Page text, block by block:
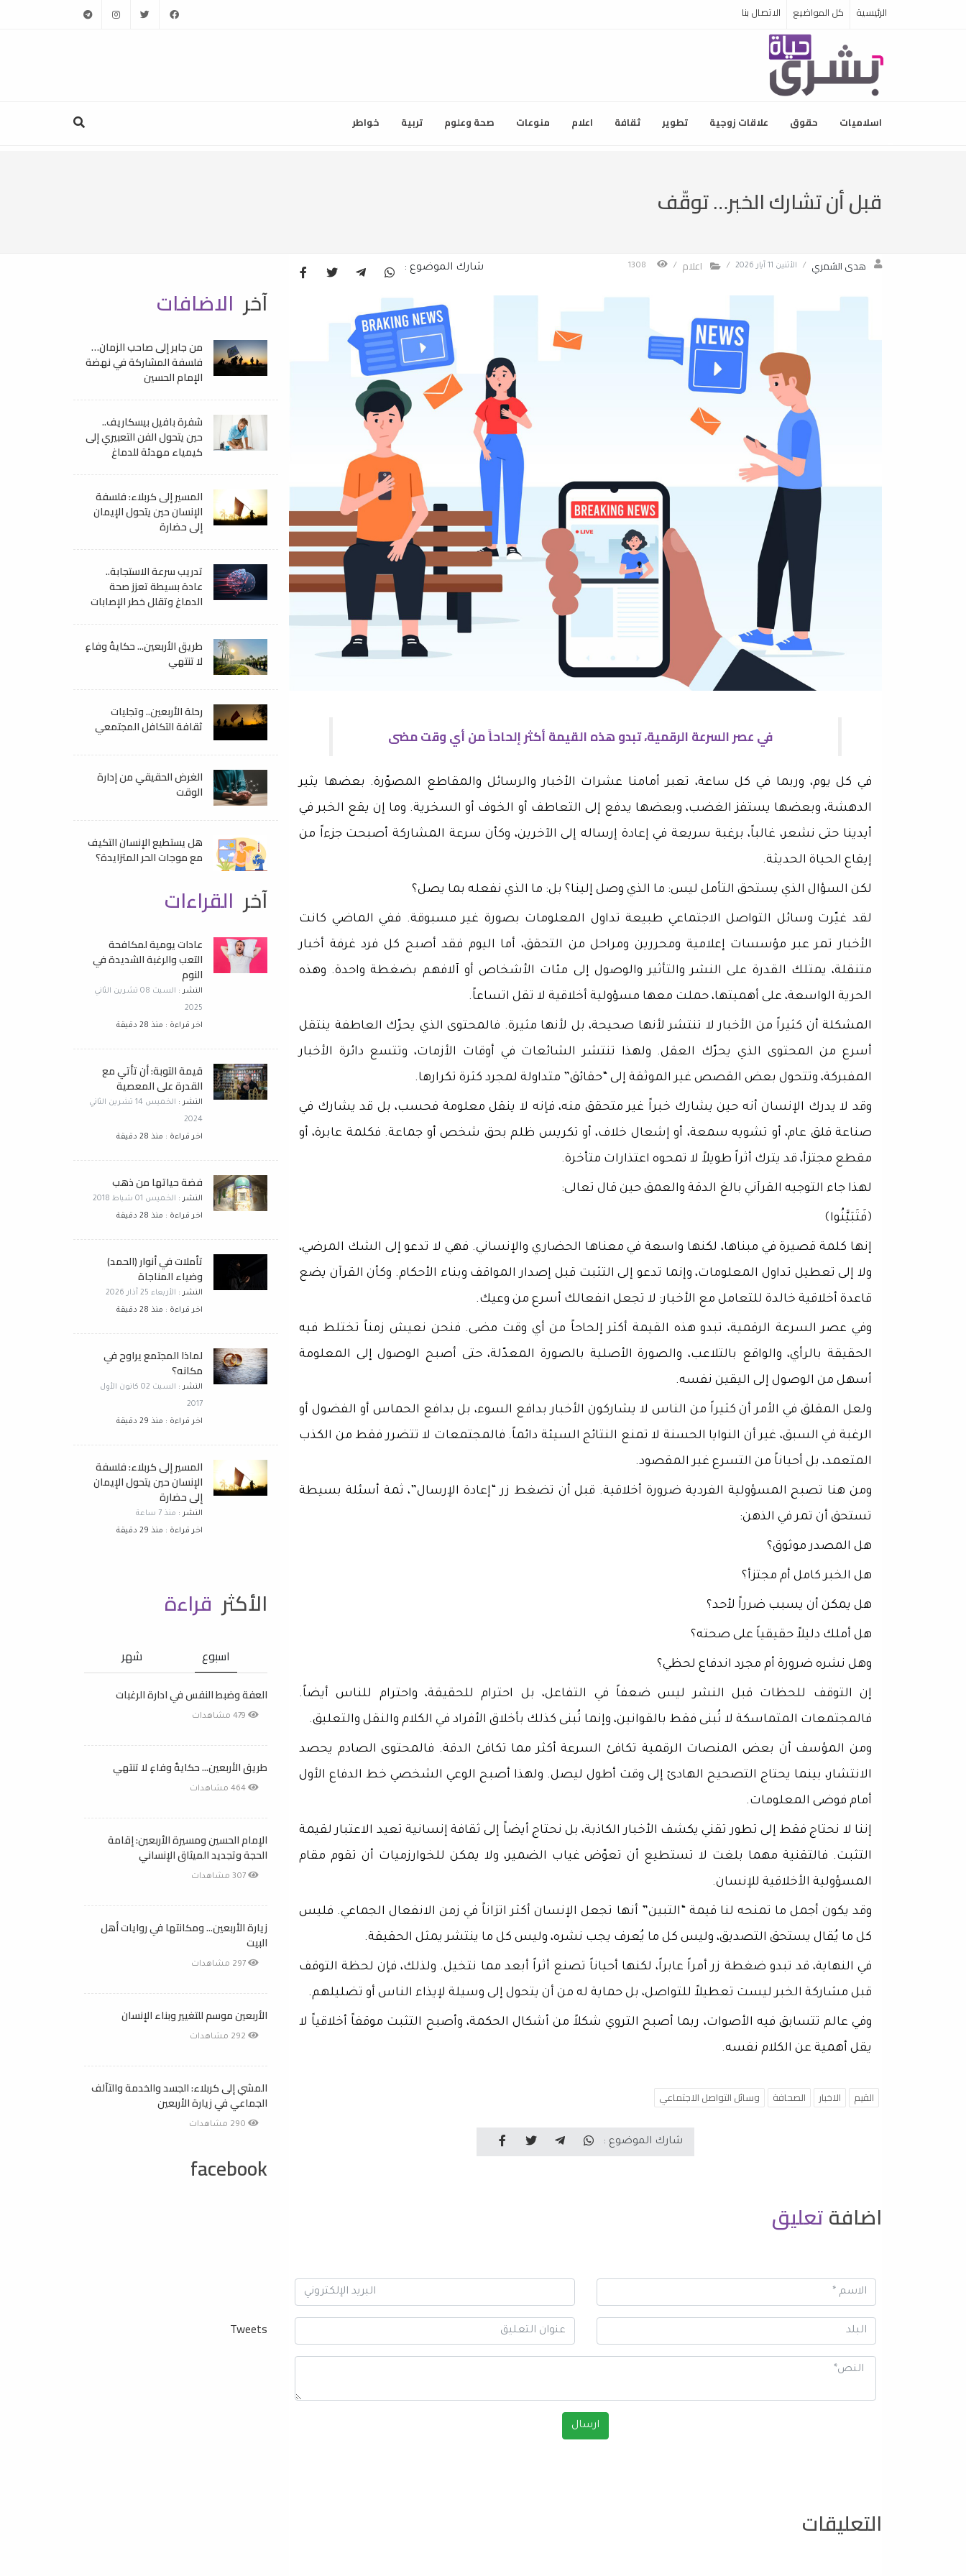
الرئيسية كل المواضيع الاتصال بنا facebook
twitter
instagram
telegram
اسلاميات حقوق علاقات زوجية تطوير ثقافة اعلام منوعات صحة وعلوم تربية خواطر
قبل أن تشارك الخبر… توقّف
هدى الشمري / الأثنين 11 آيار 2026 / اعلام / شارك الموضوع :
في عصر السرعة الرقمية، تبدو هذه القيمة أكثر إلحاحاً من أي وقت مضى
في كل يوم، وربما في كل ساعة، تعبر أمامنا عشرات الأخبار والرسائل والمقاطع المصوّرة. بعضها يثير
الدهشة، وبعضها يستفز الغضب، وبعضها يدفع إلى التعاطف أو الخوف أو السخرية. وما إن يقع الخبر في
أيدينا حتى نشعر، غالباً، برغبة سريعة في إعادة إرساله إلى الآخرين، وكأن سرعة المشاركة أصبحت جزءاً من
إيقاع الحياة الحديثة.
لكن السؤال الذي يستحق التأمل ليس: ما الذي وصل إلينا؟ بل: ما الذي نفعله بما يصل؟
لقد غيّرت وسائل التواصل الاجتماعي طبيعة تداول المعلومات بصورة غير مسبوقة. ففي الماضي كانت
الأخبار تمر عبر مؤسسات إعلامية ومحررين ومراحل من التحقق، أما اليوم فقد أصبح كل فرد غرفة أخبار
متنقلة، يمتلك القدرة على النشر والتأثير والوصول إلى مئات الأشخاص أو آلافهم بضغطة واحدة. وهذه
الحرية الواسعة، على أهميتها، حملت معها مسؤولية أخلاقية لا تقل اتساعاً.
المشكلة أن كثيراً من الأخبار لا تنتشر لأنها صحيحة، بل لأنها مثيرة. فالمحتوى الذي يحرّك العاطفة ينتقل
أسرع من المحتوى الذي يحرّك العقل. ولهذا تنتشر الشائعات في أوقات الأزمات، وتتسع دائرة الأخبار
المفبركة، وتتحول بعض القصص غير الموثقة إلى “حقائق” متداولة لمجرد كثرة تكرارها.
وقد لا يدرك الإنسان أنه حين يشارك خبراً غير متحقق منه، فإنه لا ينقل معلومة فحسب، بل قد يشارك في
صناعة قلق عام، أو تشويه سمعة، أو إشعال خلاف، أو تكريس ظلم بحق شخص أو جماعة. فكلمة عابرة، أو
مقطع مجتزأ، قد يترك أثراً طويلاً لا تمحوه اعتذارات متأخرة.
لهذا جاء التوجيه القرآني بالغ الدقة والعمق حين قال تعالى:
﴿فَتَبَيَّنُوا﴾
إنها كلمة قصيرة في مبناها، لكنها واسعة في معناها الحضاري والإنساني. فهي لا تدعو إلى الشك المرضي،
ولا إلى تعطيل تداول المعلومات، وإنما تدعو إلى التثبت قبل إصدار المواقف وبناء الأحكام. وكأن القرآن يضع
قاعدة أخلاقية خالدة للتعامل مع الأخبار: لا تجعل انفعالك أسرع من وعيك.
وفي عصر السرعة الرقمية، تبدو هذه القيمة أكثر إلحاحاً من أي وقت مضى. فنحن نعيش زمناً تختلط فيه
الحقيقة بالرأي، والواقع بالتلاعب، والصورة الأصلية بالصورة المعدّلة، حتى أصبح الوصول إلى المعلومة
أسهل من الوصول إلى اليقين نفسه.
ولعل المقلق في الأمر أن كثيراً من الناس لا يشاركون الأخبار بدافع السوء، بل بدافع الحماس أو الفضول أو
الرغبة في السبق، غير أن النوايا الحسنة لا تمنع النتائج السيئة دائماً. فالمجتمعات لا تتضرر فقط من الكذب
المتعمد، بل أحياناً من التسرع غير المقصود.
ومن هنا تصبح المسؤولية الفردية ضرورة أخلاقية. قبل أن تضغط زر “إعادة الإرسال”، ثمة أسئلة بسيطة
تستحق أن تمر في الذهن:
هل المصدر موثوق؟
هل الخبر كامل أم مجتزأ؟
هل يمكن أن يسبب ضرراً لأحد؟
هل أملك دليلاً حقيقياً على صحته؟
وهل نشره ضرورة أم مجرد اندفاع لحظي؟
إن التوقف للحظات قبل النشر ليس ضعفاً في التفاعل، بل احترام للحقيقة، واحترام للناس أيضاً.
فالمجتمعات المتماسكة لا تُبنى فقط بالقوانين، وإنما تُبنى كذلك بأخلاق الأفراد في الكلام والنقل والتعليق.
ومن المؤسف أن بعض المنصات الرقمية تكافئ السرعة أكثر مما تكافئ الدقة. فالمحتوى الصادم يحصد
الانتشار، بينما يحتاج التصحيح الهادئ إلى وقت أطول ليصل. ولهذا أصبح الوعي الشخصي خط الدفاع الأول
أمام فوضى المعلومات.
إننا لا نحتاج فقط إلى تطور تقني يكشف الأخبار الكاذبة، بل نحتاج أيضاً إلى ثقافة إنسانية تعيد الاعتبار لقيمة
التثبت. فالتقنية مهما بلغت لا تستطيع أن تعوّض غياب الضمير، ولا يمكن للخوارزميات أن تقوم مقام
المسؤولية الأخلاقية للإنسان.
وقد يكون أجمل ما تمنحه لنا قيمة “التبين” أنها تجعل الإنسان أكثر اتزاناً في زمن الانفعال الجماعي. فليس
كل ما يُقال يستحق التصديق، وليس كل ما يُعرف يجب نشره، وليس كل ما ينتشر يمثل الحقيقة.
في النهاية، قد تبدو ضغطة زر أمراً عابراً، لكنها أحياناً تصنع أثراً أبعد مما نتخيل. ولذلك، فإن لحظة التوقف
قبل مشاركة الخبر ليست تعطيلاً للتواصل، بل حماية له من أن يتحول إلى وسيلة لإيذاء الناس أو تضليلهم.
وفي عالم تتسابق فيه الأصوات، ربما أصبح التروي شكلاً من أشكال الحكمة، وأصبح التثبت موقفاً أخلاقياً لا
يقل أهمية عن الكلام نفسه.
القيم الاخبار الصحافة وسائل التواصل الاجتماعي
شارك الموضوع :
اضافةتعليق
التعليقات
آخر الاضافات
من جابر إلى صاحب الزمان…
فلسفة المشاركة في نهضة
الإمام الحسين
شفرة بافيل بيسكاريف..
حين يتحول الفن التعبيري إلى
كيمياء مهدئة للدماغ
المسير إلى كربلاء: فلسفة
الإنسان حين يتحول الإيمان
إلى حضارة
تدريب سرعة الاستجابة..
عادة بسيطة تعزز صحة
الدماغ وتقلل خطر الإصابات
طريق الأربعين... حكايةُ وفاءٍ
لا تنتهي
رحلة الأربعين.. وتجليات
ثقافة التكافل المجتمعي
الغرض الحقيقي من إدارة
الوقت
هل يستطيع الإنسان التكيف
مع موجات الحر المتزايدة؟
آخر القراءات
عادات يومية لمكافحة
التعب والرغبة الشديدة في
النوم
النشر :
السبت 08 تشرين الثاني
2025
اخر قراءة : منذ 28 دقيقة
قيمة التوبة: أن تأتي مع
القدرة على المعصية
النشر :
الخميس 14 تشرين الثاني
2024
اخر قراءة : منذ 28 دقيقة
فضة حياتها من ذهب
النشر : الخميس 01 شباط 2018
اخر قراءة : منذ 28 دقيقة
تأملات في أنوار (الحمد)
وضياء المناجاة
النشر : الأربعاء 25 آذار 2026
اخر قراءة : منذ 28 دقيقة
لماذا المجتمع يراوح في
مكانه؟
النشر :
السبت 02 كانون الأول
2017
اخر قراءة : منذ 29 دقيقة
المسير إلى كربلاء: فلسفة
الإنسان حين يتحول الإيمان
إلى حضارة
النشر : منذ 7 ساعة
اخر قراءة : منذ 29 دقيقة
الأكثر قراءة
اسبوع شهر
العفة وضبط النفس في ادارة الرغبات
طريق الأربعين... حكايةُ وفاءٍ لا تنتهي
الإمام الحسين ومسيرة الأربعين: إقامة
الحجة وتجديد الميثاق الإنساني
زيارة الأربعين... ومكانتها في روايات أهل
البيت
الأربعين موسم للتغيير وبناء الإنسان
المشي إلى كربلاء: الجسد والخدمة والتآلف
الجماعي في زيارة الأربعين
facebook
Tweets